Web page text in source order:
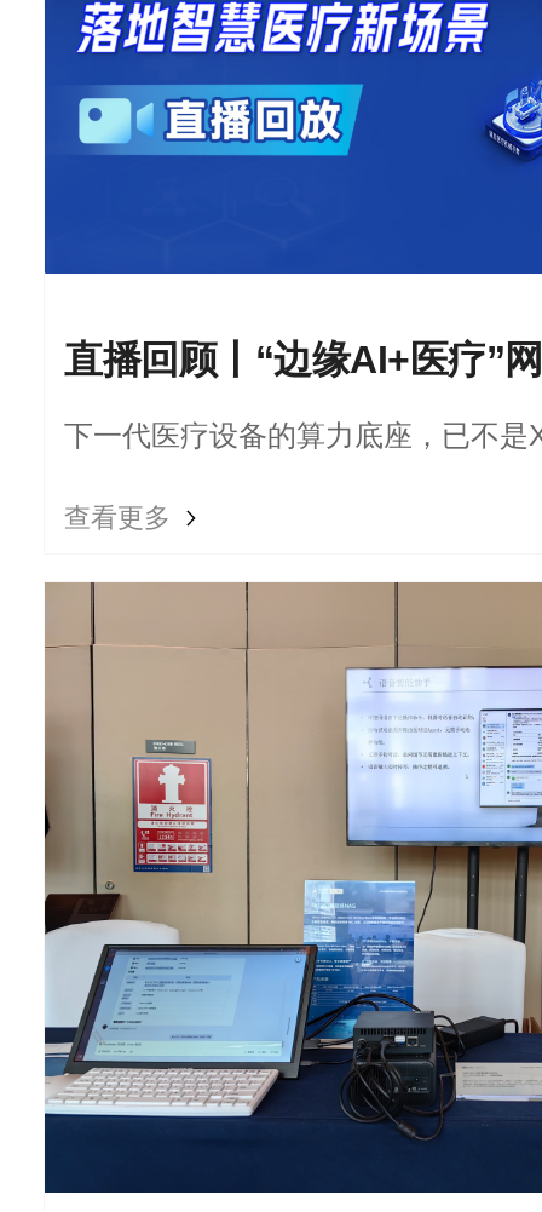
直播回顾丨“边缘AI+医疗”
下一代医疗设备的算力底座，已不是
查看更多